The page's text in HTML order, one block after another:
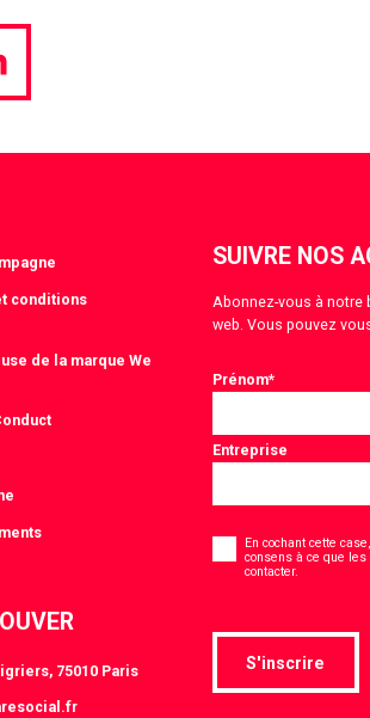
conditions
de la marque We
75010 Paris
SUIVRE NOS
Abonnez-vous à notre
web. Vous pouvez
Prénom*
Entreprise
* En cochant cette
consens à ce que
contacter.
S'inscrire